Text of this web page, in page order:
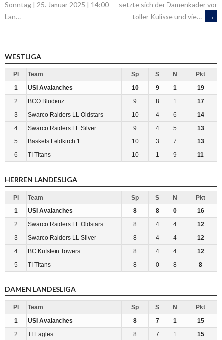
NAVIGATION
Sonntag | 25. Januar 2025 | 14:00
Lan…
setzte sich der Damenkader vor
toller Kulisse und vie…
→
WESTLIGA
Pl Team Sp S N
Pkt
1
USI Avalanches 10 9 1
19
2
BCO Bludenz 9 8 1
17
3
Swarco Raiders LL Oldstars 10 4 6
14
4
Swarco Raiders LL Silver 9 4 5
13
5
Baskets Feldkirch 1 10 3 7
13
6
TI Titans 10 1 9 11
HERREN LANDESLIGA
Pl Team Sp S N
Pkt
1
USI Avalanches 8 8 0
16
2
Swarco Raiders LL Oldstars 8 4 4
12
3
Swarco Raiders LL Silver 8 4 4
12
4
BC Kufstein Towers 8 4 4
12
5
TI Titans 8 0 8 8
DAMEN LANDESLIGA
Pl Team Sp S N
Pkt
1
USI Avalanches 8 7 1
15
2
TI Eagles 8 7 1 15